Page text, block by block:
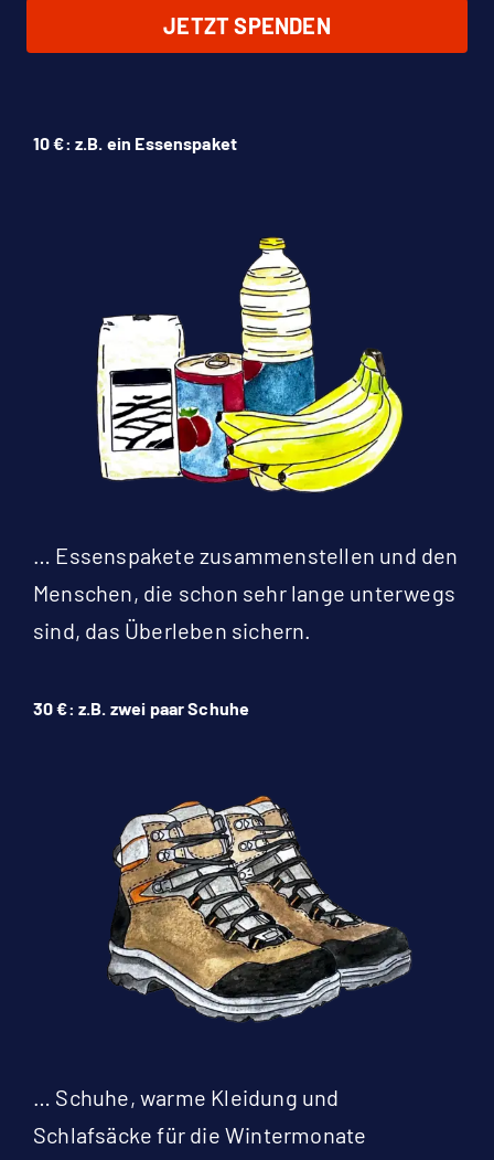
JETZT SPENDEN
10 €: z.B. ein Essenspaket
… Essenspakete zusammenstellen und den
Menschen, die schon sehr lange unterwegs
sind, das Überleben sichern.
30 €: z.B. zwei paar Schuhe
… Schuhe, warme Kleidung und
Schlafsäcke für die Wintermonate